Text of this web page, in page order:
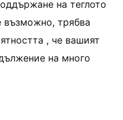
на теглото
възможно, трябва
, че вашият
на много